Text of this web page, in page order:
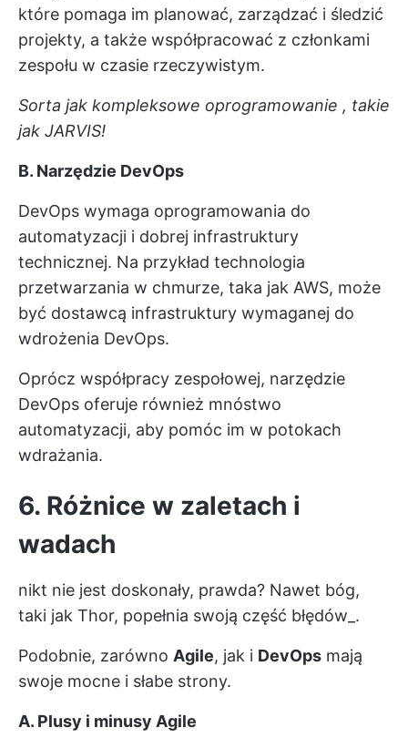
które pomaga im planować, zarządzać i śledzić
projekty, a także współpracować z członkami
zespołu w czasie rzeczywistym.
Sorta jak kompleksowe oprogramowanie , takie
jak JARVIS!
B. Narzędzie DevOps
DevOps wymaga oprogramowania do
automatyzacji i dobrej infrastruktury
technicznej. Na przykład technologia
przetwarzania w chmurze, taka jak AWS, może
być dostawcą infrastruktury wymaganej do
wdrożenia DevOps.
Oprócz współpracy zespołowej, narzędzie
DevOps oferuje również mnóstwo
automatyzacji, aby pomóc im w potokach
wdrażania.
6. Różnice w zaletach i
wadach
nikt nie jest doskonały, prawda? Nawet bóg,
taki jak Thor, popełnia swoją część błędów_.
Podobnie, zarówno Agile, jak i DevOps mają
swoje mocne i słabe strony.
A. Plusy i minusy Agile